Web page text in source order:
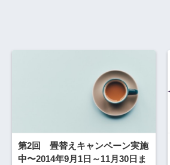
第2回 畳替えキャンペーン実施
中〜2014年9月1日～11月30日ま